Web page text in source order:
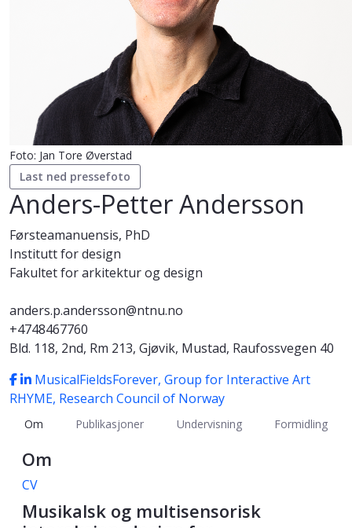
Foto: Jan Tore Øverstad
Last ned pressefoto
Anders-Petter Andersson
Førsteamanuensis, PhD
Institutt for design
Fakultet for arkitektur og design
anders.p.andersson@ntnu.no
+4748467760
Bld. 118, 2nd, Rm 213, Gjøvik, Mustad, Raufossvegen 40
MusicalFieldsForever, Group for Interactive Art
RHYME, Research Council of Norway
Om Publikasjoner Undervisning Formidling
Om
CV
Musikalsk og multisensorisk